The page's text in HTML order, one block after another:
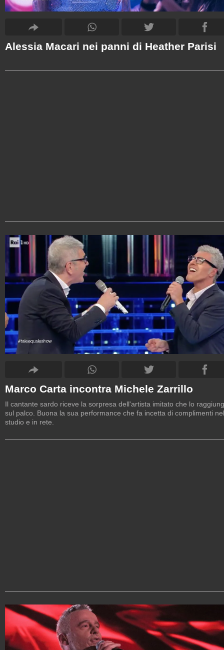
Alessia Macari nei panni di Heather Parisi
Marco Carta incontra Michele Zarrillo
Il cantante sardo riceve la sorpresa dell'artista imitato che lo
sul palco. Buona la sua performance che fa incetta di complimenti
studio e in rete.